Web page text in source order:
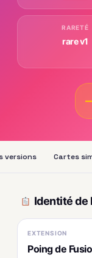
RARETÉ
rare v1
versions Cartes
Identité de
EXTENSION
Poing de